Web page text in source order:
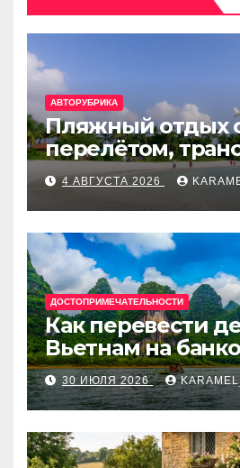
АВТОРУБРИКА
Пляжный отдых
перелётом,
отелем на
Турции, Греции,
и Европе
4 АВГУСТА 2026
ДОСТОПРИМЕЧАТЕЛЬНОСТИ
Как перевести
Вьетнам на
счёт:
Techcombank и
банки
30 ИЮЛЯ 2026